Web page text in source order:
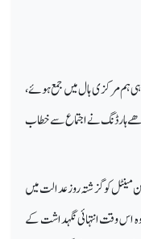
ہم مرکزی ہال میں جمع ہوئے،
ہارڈنگ نے اجتماع سے خطاب
کو گزشتہ روز عدالت میں
اس وقت انتہائی نگہداشت کے